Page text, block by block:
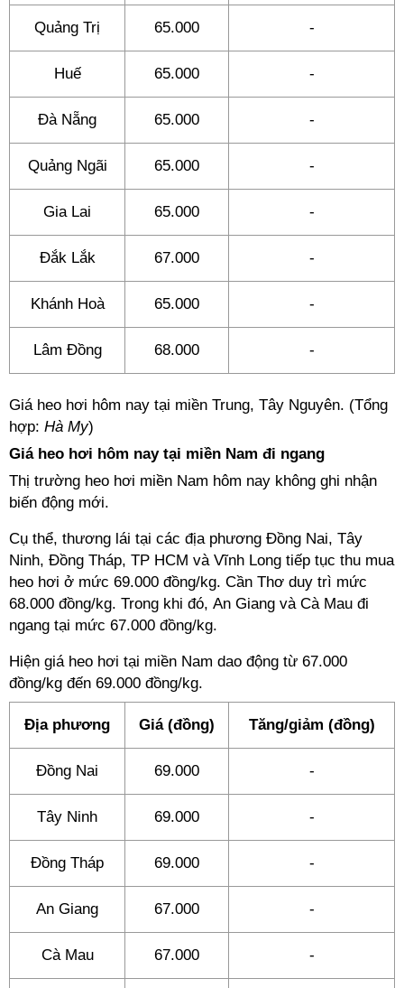
Quảng Trị 65.000 -
Huế 65.000 -
Đà Nẵng 65.000 -
Quảng Ngãi 65.000 -
Gia Lai 65.000 -
Đắk Lắk 67.000 -
Khánh Hoà 65.000 -
Lâm Đồng 68.000 -
Giá heo hơi hôm nay tại miền Trung, Tây Nguyên. (Tổng
hợp: Hà My)
Giá heo hơi hôm nay tại miền Nam đi ngang
Thị trường heo hơi miền Nam hôm nay không ghi nhận
biến động mới.
Cụ thể, thương lái tại các địa phương Đồng Nai, Tây
Ninh, Đồng Tháp, TP HCM và Vĩnh Long tiếp tục thu mua
heo hơi ở mức 69.000 đồng/kg. Cần Thơ duy trì mức
68.000 đồng/kg. Trong khi đó, An Giang và Cà Mau đi
ngang tại mức 67.000 đồng/kg.
Hiện giá heo hơi tại miền Nam dao động từ 67.000
đồng/kg đến 69.000 đồng/kg.
Địa phương Giá (đồng) Tăng/giảm (đồng)
Đồng Nai 69.000 -
Tây Ninh 69.000 -
Đồng Tháp 69.000 -
An Giang 67.000 -
Cà Mau 67.000 -